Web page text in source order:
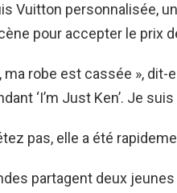
Vuitton personnalisée,
pour accepter le prix
ma robe est cassée »,
‘I’m Just Ken’. Je
pas, elle a été
partagent deux